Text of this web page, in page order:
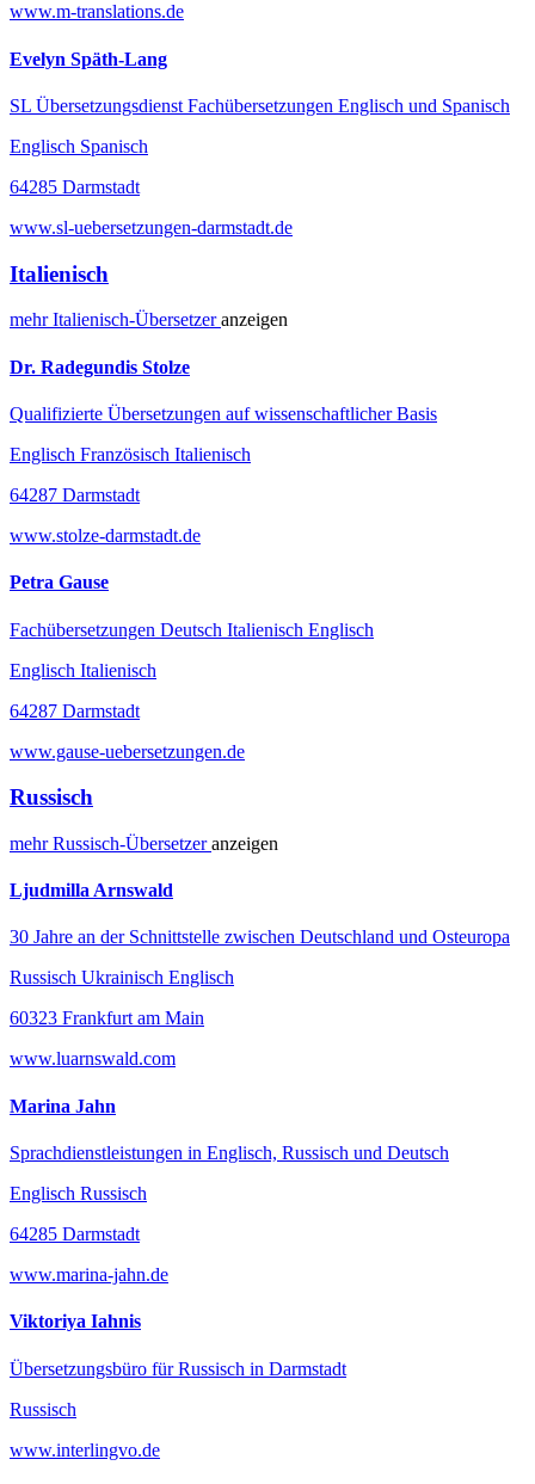
www.m-translations.de
Evelyn Späth-Lang
SL Übersetzungsdienst Fachübersetzungen Englisch und Spanisch
Englisch Spanisch
64285 Darmstadt
www.sl-uebersetzungen-darmstadt.de
Italienisch
mehrItalienisch-Übersetzeranzeigen
Dr. Radegundis Stolze
Qualifizierte Übersetzungen auf wissenschaftlicher Basis
Englisch Französisch Italienisch
64287 Darmstadt
www.stolze-darmstadt.de
Petra Gause
Fachübersetzungen Deutsch Italienisch Englisch
Englisch Italienisch
64287 Darmstadt
www.gause-uebersetzungen.de
Russisch
mehrRussisch-Übersetzeranzeigen
Ljudmilla Arnswald
30 Jahre an der Schnittstelle zwischen Deutschland und Osteuropa
Russisch Ukrainisch Englisch
60323 Frankfurt am Main
www.luarnswald.com
Marina Jahn
Sprachdienstleistungen in Englisch, Russisch und Deutsch
Englisch Russisch
64285 Darmstadt
www.marina-jahn.de
Viktoriya Iahnis
Übersetzungsbüro für Russisch in Darmstadt
Russisch
www.interlingvo.de